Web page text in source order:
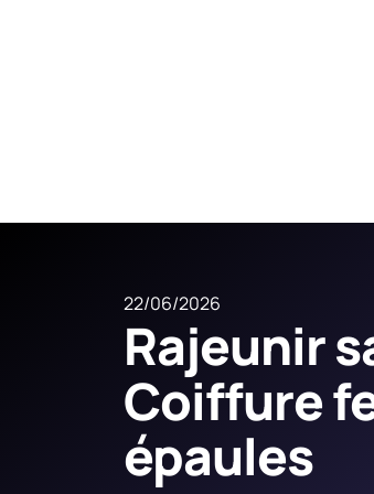
22/06/2026
Rajeunir
Coiffure
épaules